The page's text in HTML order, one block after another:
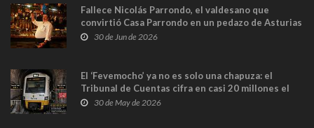
Fallece Nicolás Parrondo, el valdesano que
convirtió Casa Parrondo en un pedazo de Asturias
en Madrid
30 de Jun de 2026
El ‘Fevemocho’ ya no es solo una chapuza: el
Tribunal de Cuentas cifra en casi 20 millones el
sobrecoste de los trenes que no cabían por los
30 de May de 2026